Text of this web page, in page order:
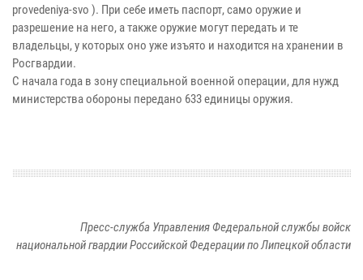
provedeniya-svo ). При себе иметь паспорт, само оружие и
разрешение на него, а также оружие могут передать и те
владельцы, у которых оно уже изъято и находится на хранении в
Росгвардии.
С начала года в зону специальной военной операции, для нужд
министерства обороны передано 633 единицы оружия.
Пресс-служба Управления Федеральной службы войск
национальной гвардии Российской Федерации по Липецкой области